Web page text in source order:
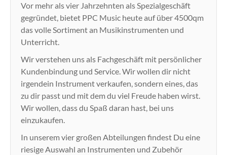
Vor mehr als vier Jahrzehnten als Spezialgeschäft
gegründet, bietet PPC Music heute auf über 4500qm
das volle Sortiment an Musikinstrumenten und
Unterricht.
Wir verstehen uns als Fachgeschäft mit persönlicher
Kundenbindung und Service. Wir wollen dir nicht
irgendein Instrument verkaufen, sondern eines, das
zu dir passt und mit dem du viel Freude haben wirst.
Wir wollen, dass du Spaß daran hast, bei uns
einzukaufen.
In unserem vier großen Abteilungen findest Du eine
riesige Auswahl an Instrumenten und Zubehör